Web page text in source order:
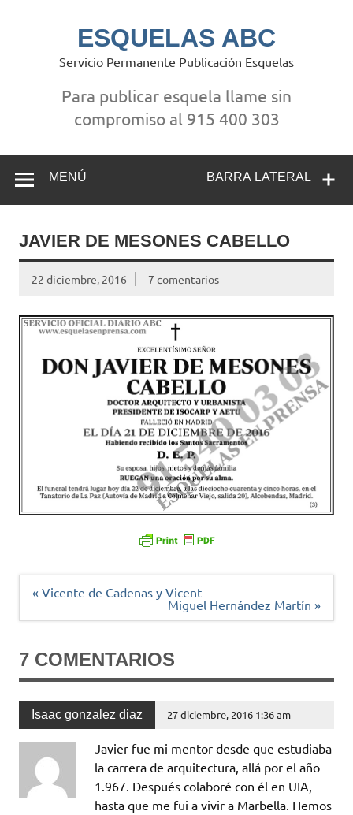
ESQUELAS ABC
Servicio Permanente Publicación Esquelas
Para publicar esquela llame sin
compromiso al 915 400 303
BARRA LATERAL
MENÚ
JAVIER DE MESONES CABELLO
22 diciembre, 2016 7 comentarios
Navegación
« Vicente de Cadenas y Vicent
Miguel Hernández Martín »
7 COMENTARIOS
Isaac gonzalez diaz 27 diciembre, 2016 1:36 am
Javier fue mi mentor desde que estudiaba
la carrera de arquitectura, allá por el año
1.967. Después colaboré con él en UIA,
hasta que me fui a vivir a Marbella. Hemos